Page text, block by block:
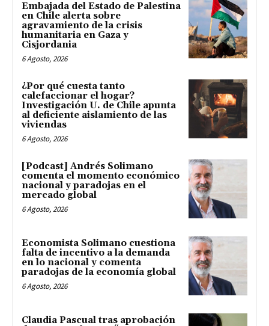
Embajada del Estado de Palestina
en Chile alerta sobre
agravamiento de la crisis
humanitaria en Gaza y
Cisjordania
6 Agosto, 2026
¿Por qué cuesta tanto
calefaccionar el hogar?
Investigación U. de Chile apunta
al deficiente aislamiento de las
viviendas
6 Agosto, 2026
[Podcast] Andrés Solimano
comenta el momento económico
nacional y paradojas en el
mercado global
6 Agosto, 2026
Economista Solimano cuestiona
falta de incentivo a la demanda
en lo nacional y comenta
paradojas de la economía global
6 Agosto, 2026
Claudia Pascual tras aprobación